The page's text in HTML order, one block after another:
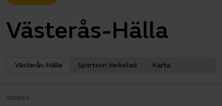
Västerås-Hälla
Västerås-Hälla Sportson Verkstad Karta
ADRESS